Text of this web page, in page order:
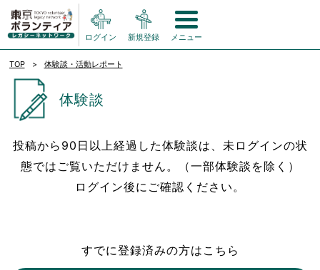
ログイン 新規登録 メニュー
TOP 体験談・活動レポート
体験談
投稿から90日以上経過した体験談は、未ログインの状
態ではご覧いただけません。（一部体験談を除く）
ログイン後にご確認ください。
すでに登録済みの方はこちら